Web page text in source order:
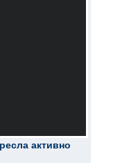
активно